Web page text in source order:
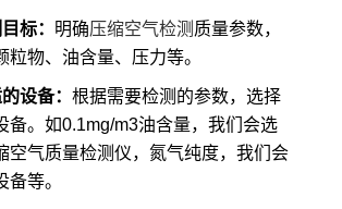
标： 明确压缩空气检测 质量参数，
粒物、油含量、压力等。
设备：根据需要检测的参数，选择
备。如0.1mg/m3油含量，我们会选
空气质量检测仪，氮气纯度，我们会
备等。